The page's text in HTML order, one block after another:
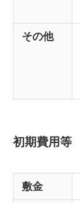
その他
初期費用等
敷金